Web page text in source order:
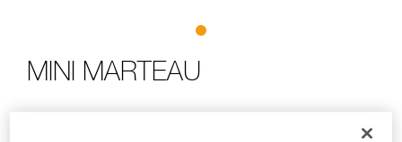
MINI MARTEAU